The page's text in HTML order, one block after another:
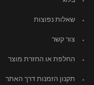
שאלות נפוצות
צור קשר
החלפת או החזרת מוצר
תקנון הזמנות דרך האתר